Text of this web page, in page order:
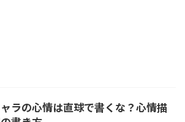
ラの心情は直球で書くな？心情描